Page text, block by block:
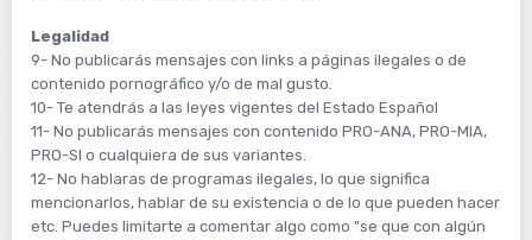
Legalidad
9- No publicarás mensajes con links a páginas ilegales o de
contenido pornográfico y/o de mal gusto.
10- Te atendrás a las leyes vigentes del Estado Español
11- No publicarás mensajes con contenido PRO-ANA, PRO-MIA,
PRO-SI o cualquiera de sus variantes.
12- No hablaras de programas ilegales, lo que significa
mencionarlos, hablar de su existencia o de lo que pueden hacer
etc. Puedes limitarte a comentar algo como "se que con algún